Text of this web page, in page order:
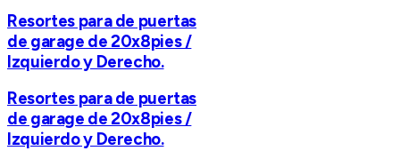
Resortes para de puertas
de garage de 20x8pies /
Izquierdo y Derecho.
Resortes para de puertas
de garage de 20x8pies /
Izquierdo y Derecho.